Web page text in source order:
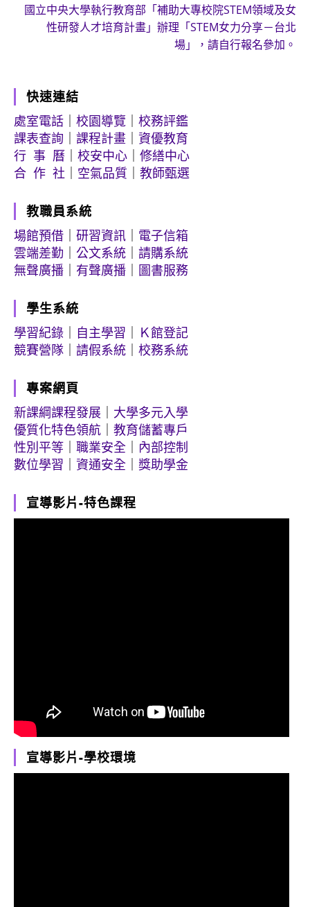
國立中央大學執行教育部「補助大專校院STEM領域及女
性研發人才培育計畫」辦理「STEM女力分享－台北
場」，請自行報名參加。
快速連結
處室電話
校園導覽
校務評鑑
課表查詢
課程計畫
資優教育
行 事 曆
校安中心
修繕中心
合 作 社
空氣品質 教師甄選
教職員系統
場館預借
研習資訊
電子信箱
雲端差勤
公文系統
請購系統
無聲廣播
有聲廣播 圖書服務
學生系統
學習紀錄
自主學習
Ｋ館登記
競賽營隊
請假系統 校務系統
專案網頁
新課綱課程發展
大學多元入學
優質化特色領航
教育儲蓄專戶
性別平等
職業安全
內部控制
數位學習
資通安全 獎助學金
宣導影片-特色課程
宣導影片-學校環境